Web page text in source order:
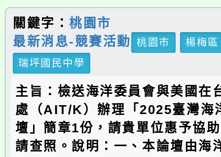
關鍵字：桃園市
最新消息-競賽活動
桃園市
楊梅區
瑞坪國民中學
主旨：檢送海洋委員會與美國在
處（AIT/K）辦理「2025臺灣海
壇」簡章1份，請貴單位惠予協
請查照。說明：一、本論壇由海